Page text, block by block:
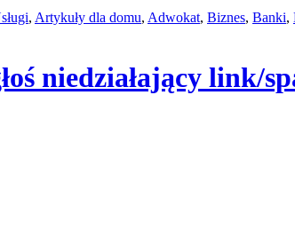
, Artykuły dla domu, Adwokat, Biznes, Banki,
niedziałający link/